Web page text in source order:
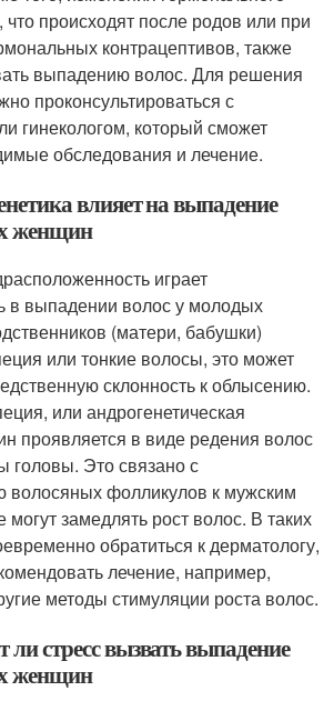
что происходят после родов или при
контрацептивов, также
выпадению волос. Для решения
проконсультироваться с
гинекологом, который сможет
обследования и лечение.
влияет на выпадение
женщин
играет
в выпадении волос у молодых
(матери, бабушки)
или тонкие волосы, это может
склонность к облысению.
или андрогенетическая
проявляется в виде редения волос
головы. Это связано с
волосяных фолликулов к мужским
замедлять рост волос. В таких
обратиться к дерматологу,
лечение, например,
методы стимуляции роста волос.
стресс вызвать выпадение
женщин